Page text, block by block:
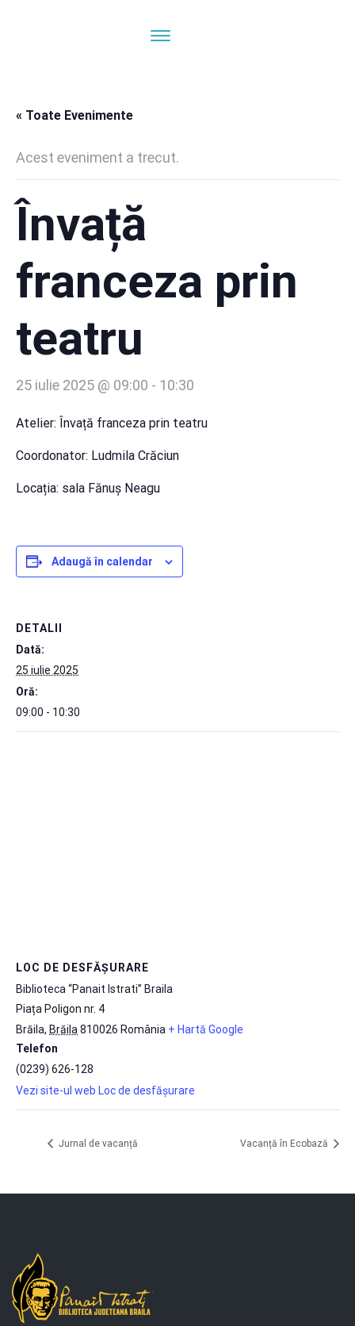
« Toate Evenimente
Acest eveniment a trecut.
Învață
franceza prin
teatru
25 iulie 2025 @ 09:00 - 10:30
Atelier: Învață franceza prin teatru
Coordonator: Ludmila Crăciun
Locația: sala Fănuș Neagu
Adaugă în calendar
DETALII
Dată:
25 iulie 2025
Oră:
09:00 - 10:30
LOC DE DESFĂȘURARE
Biblioteca “Panait Istrati” Braila
Piața Poligon nr. 4
Brăila, Brăila 810026 România + Hartă Google
Telefon
(0239) 626-128
Vezi site-ul web Loc de desfășurare
Jurnal de vacanță Vacanță în Ecobază